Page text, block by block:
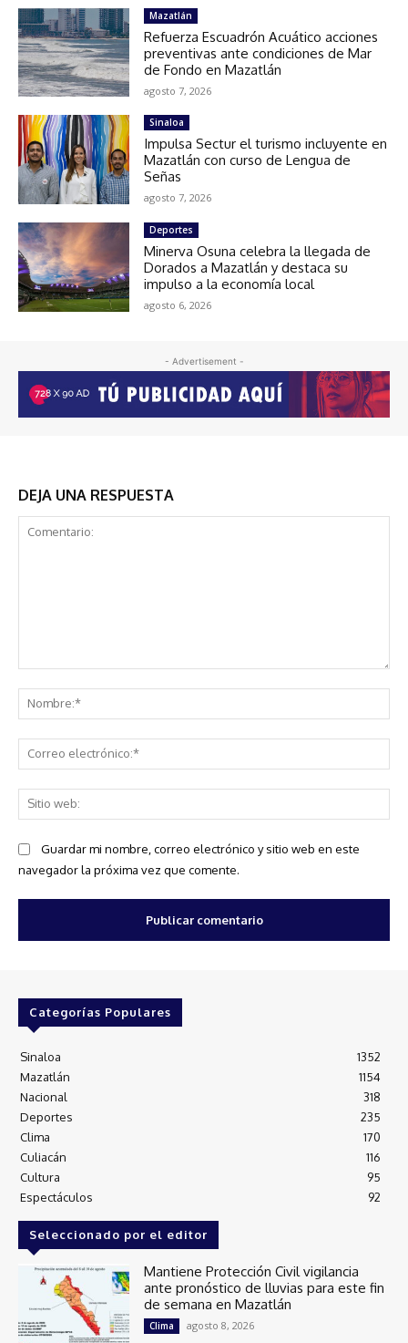
Mazatlán
Refuerza Escuadrón Acuático acciones
preventivas ante condiciones de Mar
de Fondo en Mazatlán
agosto 7, 2026
Sinaloa
Impulsa Sectur el turismo incluyente en
Mazatlán con curso de Lengua de
Señas
agosto 7, 2026
Deportes
Minerva Osuna celebra la llegada de
Dorados a Mazatlán y destaca su
impulso a la economía local
agosto 6, 2026
- Advertisement -
DEJA UNA RESPUESTA
Guardar mi nombre, correo electrónico y sitio web en este
navegador la próxima vez que comente.
Categorías Populares
Sinaloa
1352
Mazatlán
1154
Nacional
318
Deportes
235
Clima
170
Culiacán
116
Cultura
95
Espectáculos
92
Seleccionado por el editor
Mantiene Protección Civil vigilancia
ante pronóstico de lluvias para este fin
de semana en Mazatlán
Clima agosto 8, 2026